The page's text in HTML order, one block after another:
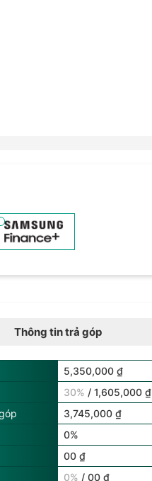
Thông tin trả góp
5,350,000 ₫
30% / 1,605,000 ₫
3,745,000 ₫
0%
00 ₫
0% / 00 ₫